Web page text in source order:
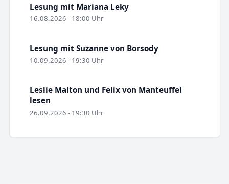
Lesung mit Mariana Leky
16.08.2026 - 18:00 Uhr
Lesung mit Suzanne von Borsody
10.09.2026 - 19:30 Uhr
Leslie Malton und Felix von Manteuffel
lesen
26.09.2026 - 19:30 Uhr